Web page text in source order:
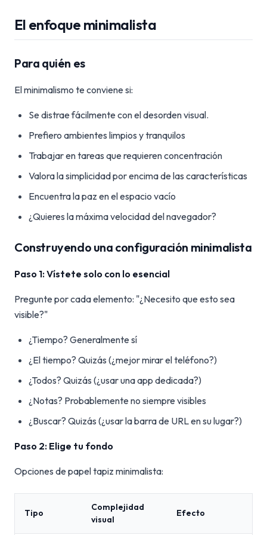
El enfoque minimalista
Para quién es
El minimalismo te conviene si:
Se distrae fácilmente con el desorden visual.
Prefiero ambientes limpios y tranquilos
Trabajar en tareas que requieren concentración
Valora la simplicidad por encima de las características
Encuentra la paz en el espacio vacío
¿Quieres la máxima velocidad del navegador?
Construyendo una configuración minimalista
Paso 1: Vístete solo con lo esencial
Pregunte por cada elemento: "¿Necesito que esto sea
visible?"
¿Tiempo? Generalmente sí
¿El tiempo? Quizás (¿mejor mirar el teléfono?)
¿Todos? Quizás (¿usar una app dedicada?)
¿Notas? Probablemente no siempre visibles
¿Buscar? Quizás (¿usar la barra de URL en su lugar?)
Paso 2: Elige tu fondo
Opciones de papel tapiz minimalista:
Tipo
Complejidad
visual
Efecto